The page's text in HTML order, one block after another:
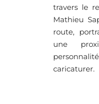
travers le
Mathieu
route,
une
caricaturer.